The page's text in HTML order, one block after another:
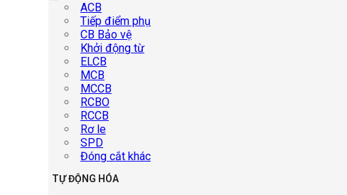
ACB
Tiếp điểm phụ
CB Bảo vệ
Khởi động từ
ELCB
MCB
MCCB
RCBO
RCCB
Rơ le
SPD
Đóng cắt khác
TỰ ĐỘNG HÓA